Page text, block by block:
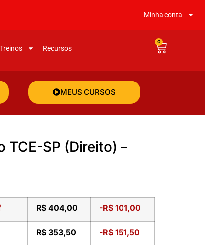
Minha conta
Recursos
0
MEUS CURSOS
TCE-SP (Direito) –
R$404,00 -R$101,00
R$353,50 -R$151,50